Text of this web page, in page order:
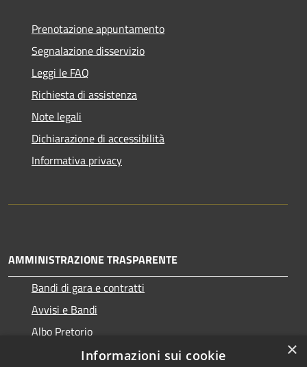
Prenotazione appuntamento
Segnalazione disservizio
Leggi le FAQ
Richiesta di assistenza
Note legali
Dichiarazione di accessibilità
Informativa privacy
AMMINISTRAZIONE TRASPARENTE
Bandi di gara e contratti
Avvisi e Bandi
Albo Pretorio
×
Informazioni sui cookie